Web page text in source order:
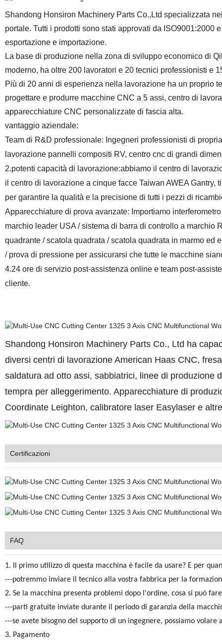
Shandong Honsiron Machinery Parts Co.,Ltd specializzata
portale. Tutti i prodotti sono stati approvati da
esportazione e importazione.
La base di produzione nella zona di sviluppo economico di
moderno, ha oltre 200 lavoratori e 20 tecnici professionisti e
Più di 20 anni di esperienza nella lavorazione ha un proprio
progettare e produrre macchine CNC a 5 assi, centro di
apparecchiature CNC personalizzate di fascia alta.
vantaggio aziendale:
Team di R&D professionale: Ingegneri professionisti di
lavorazione pannelli compositi RV, centro cnc di grandi
2.potenti capacità di lavorazione:abbiamo il centro di
il centro di lavorazione a cinque facce Taiwan AWEA
per garantire la qualità e la precisione di tutti i pezzi di
Apparecchiature di prova avanzate: Importiamo
marchio leader USA / sistema di barra di controllo a
quadrante / scatola quadrata / scatola quadrata in marmo
/ prova di pressione per assicurarsi che tutte le macchine
4.24 ore di servizio post-assistenza online e team post-
cliente.
Shandong Honsiron Machinery Parts Co., Ltd ha
diversi centri di lavorazione American Haas CNC,
saldatura ad otto assi, sabbiatrici, linee di produzione
tempra per alleggerimento. Apparecchiature di
Coordinate Leighton, calibratore laser Easylaser e
Certificazioni
FAQ
1. Il primo utilizzo di questa macchina è facile da usare? E per
---potremmo inviare il tecnico alla vostra fabbrica per la
2. Se la macchina presenta problemi dopo l'ordine, cosa si può
---parti gratuite inviate durante il periodo di garanzia della
---se avete bisogno del supporto di un ingegnere, possiamo volare
3. Pagamento